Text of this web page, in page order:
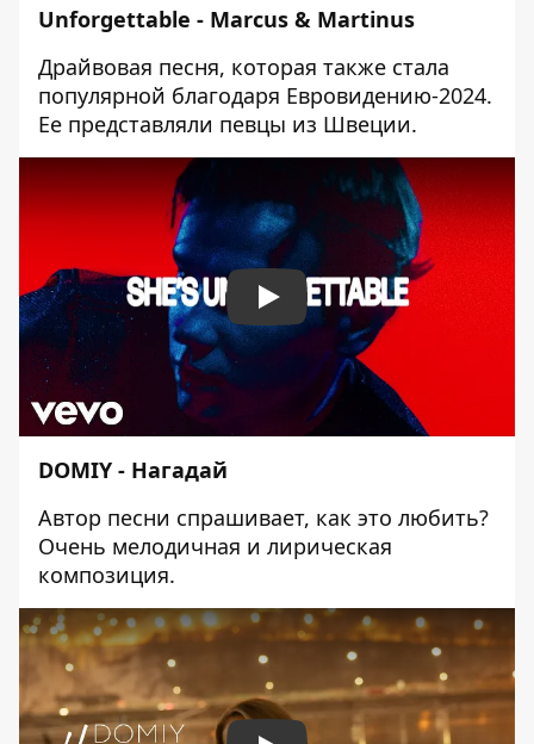
Unforgettable - Marcus & Martinus
Драйвовая песня, которая также стала
популярной благодаря Евровидению-2024.
Ее представляли певцы из Швеции.
Play
DOMIY - Нагадай
Автор песни спрашивает, как это любить?
Очень мелодичная и лирическая
композиция.